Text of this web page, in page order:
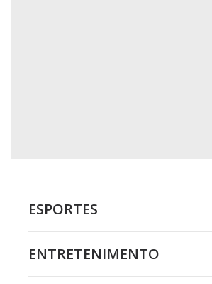
ESPORTES
ENTRETENIMENTO